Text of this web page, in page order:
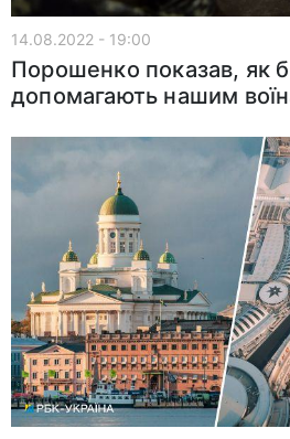
14.08.2022 - 19:00
Порошенко показав, як
допомагають нашим